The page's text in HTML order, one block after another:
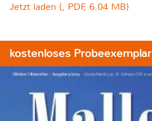
Jetzt laden (, PDF, 6.04 MB)
kostenloses Probeexemplar